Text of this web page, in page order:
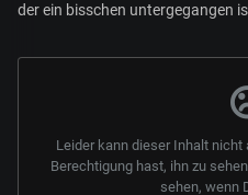
der ein bisschen untergegangen